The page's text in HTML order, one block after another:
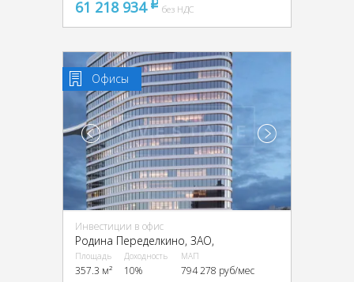
61 218 934 pуббез НДС
Офисы
Инвестиции в офис
Родина Переделкино, ЗАО,
Площадь
357.3 м²
Доходность
10%
МАП
794 278 руб/мес